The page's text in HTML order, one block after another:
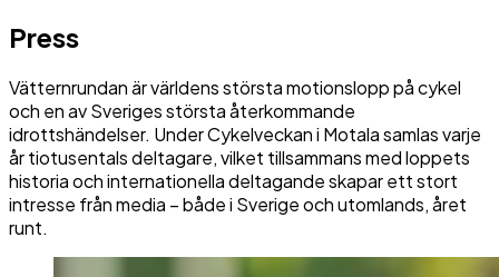
Press
Vätternrundan är världens största motionslopp på cykel
och en av Sveriges största återkommande
idrottshändelser. Under Cykelveckan i Motala samlas varje
år tiotusentals deltagare, vilket tillsammans med loppets
historia och internationella deltagande skapar ett stort
intresse från media – både i Sverige och utomlands, året
runt.